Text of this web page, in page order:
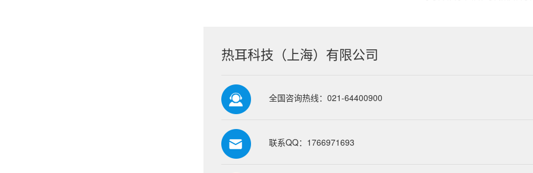
热耳科技（上海）有限公司
全国咨询热线：021-64400900
联系QQ：1766971693